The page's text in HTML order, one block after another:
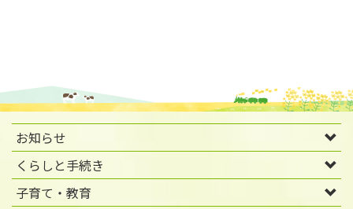
お知らせ
くらしと手続き
子育て・教育